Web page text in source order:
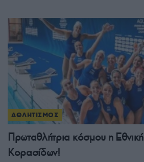
ΑΘΛΗΤΙΣΜΟΣ
Πρωταθλήτρια κόσμου η
Κορασίδων!